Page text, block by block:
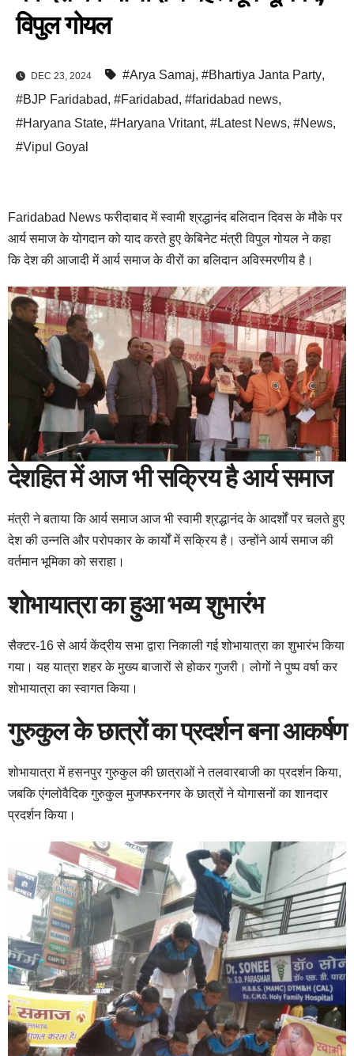
विपुल गोयल
DEC 23, 2024 #Arya Samaj, #Bhartiya Janta Party,
#BJP Faridabad, #Faridabad, #faridabad news,
#Haryana State, #Haryana Vritant, #Latest News, #News,
#Vipul Goyal
Faridabad News फरीदाबाद में स्वामी श्रद्धानंद बलिदान दिवस के मौके पर
आर्य समाज के योगदान को याद करते हुए केबिनेट मंत्री विपुल गोयल ने कहा
कि देश की आजादी में आर्य समाज के वीरों का बलिदान अविस्मरणीय है।
देशहित में आज भी सक्रिय है आर्य समाज
मंत्री ने बताया कि आर्य समाज आज भी स्वामी श्रद्धानंद के आदर्शों पर चलते हुए
देश की उन्नति और परोपकार के कार्यों में सक्रिय है। उन्होंने आर्य समाज की
वर्तमान भूमिका को सराहा।
शोभायात्रा का हुआ भव्य शुभारंभ
सैक्टर-16 से आर्य केंद्रीय सभा द्वारा निकाली गई शोभायात्रा का शुभारंभ किया
गया। यह यात्रा शहर के मुख्य बाजारों से होकर गुजरी। लोगों ने पुष्प वर्षा कर
शोभायात्रा का स्वागत किया।
गुरुकुल के छात्रों का प्रदर्शन बना आकर्षण
शोभायात्रा में हसनपुर गुरुकुल की छात्राओं ने तलवारबाजी का प्रदर्शन किया,
जबकि एंगलोवैदिक गुरुकुल मुजफ्फरनगर के छात्रों ने योगासनों का शानदार
प्रदर्शन किया।